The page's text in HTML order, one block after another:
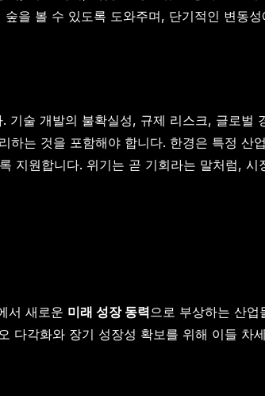
을 볼 수 있도록 도와주며, 단기적인 변동
술 개발의 불확실성, 규제 리스크, 글로벌
는 것을 포함해야 합니다. 한경은 특정 산
원합니다. 위기는 곧 기회라는 말처럼,
서 새로운 미래 성장 동력으로 부상하는 산
다각화와 장기 성장성 확보를 위해 이들 차